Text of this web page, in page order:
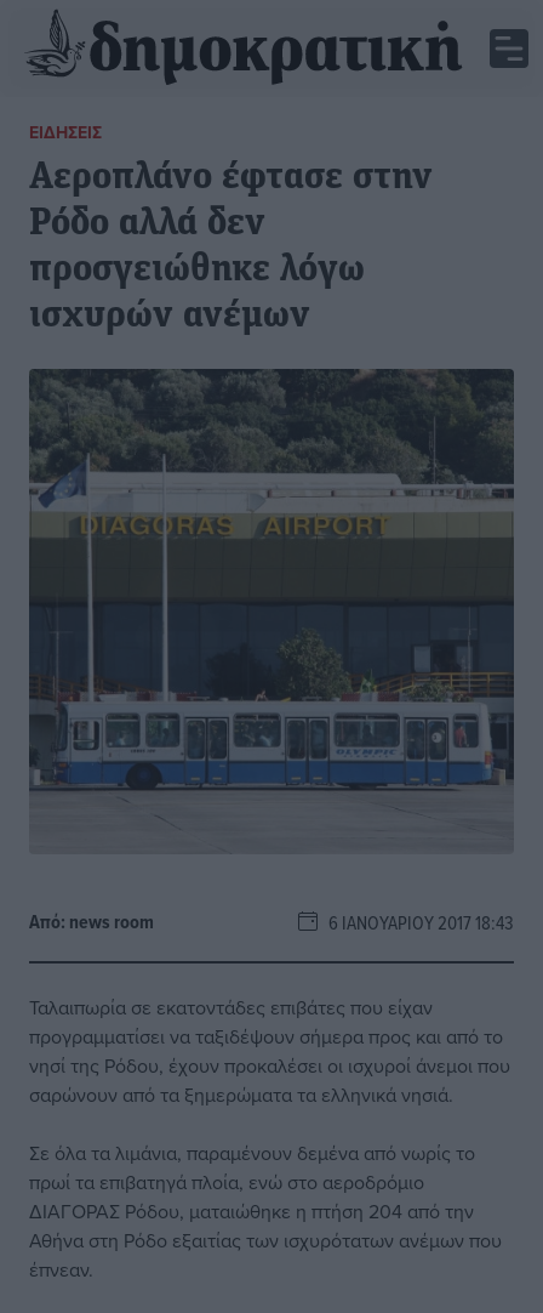
ΕΙΔΉΣΕΙΣ
Αεροπλάνο έφτασε στην
Ρόδο αλλά δεν
προσγειώθηκε λόγω
ισχυρών ανέμων
Από: news room 6 ΙΑΝΟΥΑΡΊΟΥ 2017 18:43
Ταλαιπωρία σε εκατοντάδες επιβάτες που είχαν
προγραμματίσει να ταξιδέψουν σήμερα προς και από το
νησί της Ρόδου, έχουν προκαλέσει οι ισχυροί άνεμοι που
σαρώνουν από τα ξημερώματα τα ελληνικά νησιά.
Σε όλα τα λιμάνια, παραμένουν δεμένα από νωρίς το
πρωί τα επιβατηγά πλοία, ενώ στο αεροδρόμιο
ΔΙΑΓΟΡΑΣ Ρόδου, ματαιώθηκε η πτήση 204 από την
Αθήνα στη Ρόδο εξαιτίας των ισχυρότατων ανέμων που
έπνεαν.